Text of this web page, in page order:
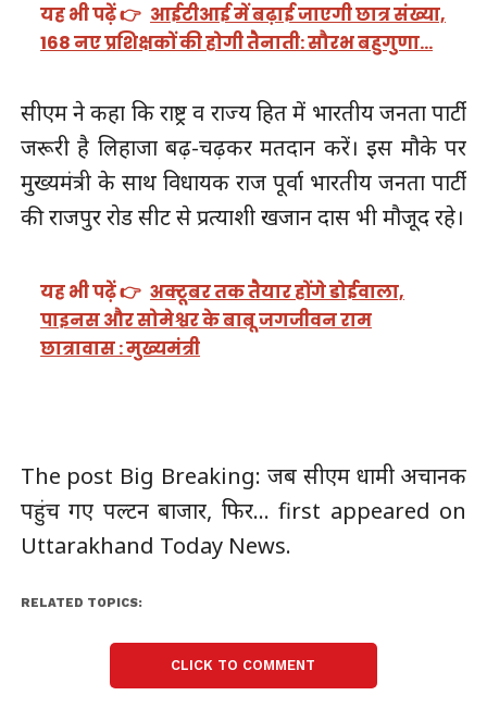
यह भी पढ़ें 👉 आईटीआई में बढ़ाई जाएगी छात्र संख्या,
168 नए प्रशिक्षकों की होगी तैनाती: सौरभ बहुगुणा…
सीएम ने कहा कि राष्ट्र व राज्य हित में भारतीय जनता पार्टी
जरूरी है लिहाजा बढ़-चढ़कर मतदान करें। इस मौके पर
मुख्यमंत्री के साथ विधायक राज पूर्वा भारतीय जनता पार्टी
की राजपुर रोड सीट से प्रत्याशी खजान दास भी मौजूद रहे।
यह भी पढ़ें 👉 अक्टूबर तक तैयार होंगे डोईवाला,
पाइनस और सोमेश्वर के बाबू जगजीवन राम
छात्रावास : मुख्यमंत्री
The post Big Breaking: जब सीएम धामी अचानक
पहुंच गए पल्टन बाजार, फिर… first appeared on
Uttarakhand Today News.
RELATED TOPICS:
CLICK TO COMMENT